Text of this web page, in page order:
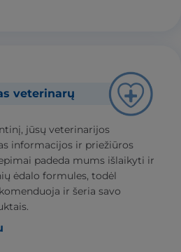
veterinarų
jūsų veterinarijos
informacijos ir priežiūros
padeda mums išlaikyti ir
ėdalo formules, todėl
ir šeria savo